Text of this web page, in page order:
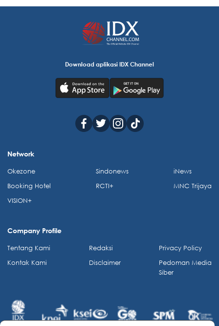
Download aplikasi IDX Channel
Network
Okezone
Booking Hotel
VISION+
Sindonews
RCTI+
iNews
MNC Trijaya
Company Profile
Tentang Kami
Kontak Kami
Redaksi
Disclaimer
Privacy Policy
Pedoman Media
Siber